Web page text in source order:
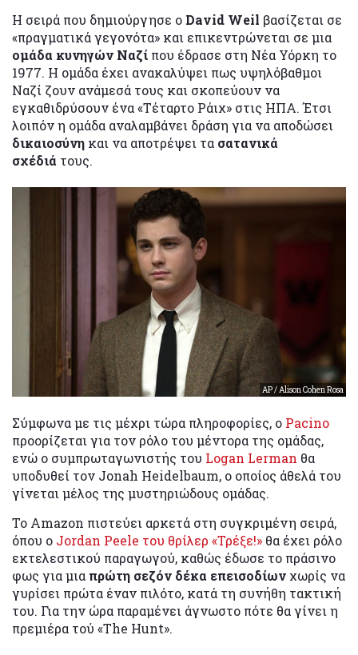
Η σειρά που δημιούργησε ο David Weil βασίζεται σε
«πραγματικά γεγονότα» και επικεντρώνεται σε μια
ομάδα κυνηγών Ναζί που έδρασε στη Νέα Υόρκη το
1977. Η ομάδα έχει ανακαλύψει πως υψηλόβαθμοι
Ναζί ζουν ανάμεσά τους και σκοπεύουν να
εγκαθιδρύσουν ένα «Τέταρτο Ράιχ» στις ΗΠΑ. Έτσι
λοιπόν η ομάδα αναλαμβάνει δράση για να αποδώσει
δικαιοσύνη και να αποτρέψει τα σατανικά
σχέδιά τους.
AP / Alison Cohen Rosa
Σύμφωνα με τις μέχρι τώρα πληροφορίες, ο Pacino
προορίζεται για τον ρόλο του μέντορα της ομάδας,
ενώ ο συμπρωταγωνιστής του Logan Lerman θα
υποδυθεί τον Jonah Heidelbaum, ο οποίος άθελά του
γίνεται μέλος της μυστηριώδους ομάδας.
Το Amazon πιστεύει αρκετά στη συγκριμένη σειρά,
όπου ο Jordan Peele του θρίλερ «Τρέξε!» θα έχει ρόλο
εκτελεστικού παραγωγού, καθώς έδωσε το πράσινο
φως για μια πρώτη σεζόν δέκα επεισοδίων χωρίς να
γυρίσει πρώτα έναν πιλότο, κατά τη συνήθη τακτική
του. Για την ώρα παραμένει άγνωστο πότε θα γίνει η
πρεμιέρα τού «The Hunt».